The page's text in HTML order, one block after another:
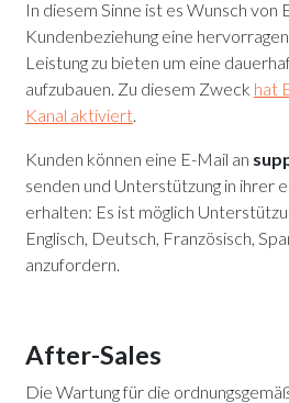
In diesem Sinne ist es Wunsch von
Kundenbeziehung eine
Leistung zu bieten um eine
aufzubauen. Zu diesem Zweck hat
Kanal aktiviert.
Kunden können eine E-Mail an
senden und Unterstützung in ihrer
erhalten: Es ist möglich
Englisch, Deutsch, Französisch,
anzufordern.
After-Sales
Die Wartung für die